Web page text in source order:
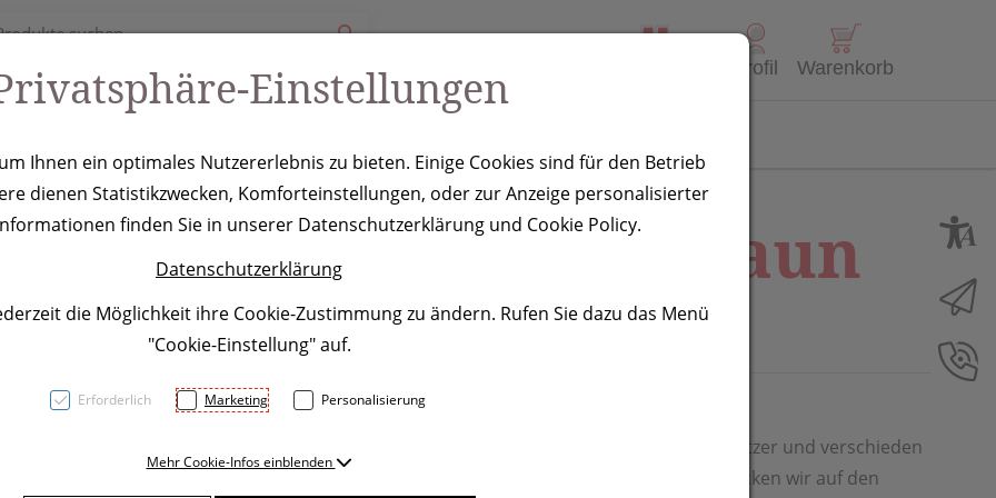
Profil Warenkorb
Little Picasso, braun
Malset bestehend aus 10 Buntstiften, Lineal (15 cm), Anspitzer und verschieden
vorgedruckten Motiven zum Ausmalen. Ihre Werbung drucken wir auf den
Einstellungen
Ihnen ein optimales Nutzererlebnis zu bieten. Einige Cookies sind für den Betrieb
dienen Statistikzwecken, Komforteinstellungen, oder zur Anzeige personalisierter
finden Sie in unserer Datenschutzerklärung und Cookie Policy.
Datenschutzerklärung
die Möglichkeit ihre Cookie-Zustimmung zu ändern. Rufen Sie dazu das Menü
"Cookie-Einstellung" auf.
Erforderlich Marketing Personalisierung
Mehr Cookie-Infos einblenden